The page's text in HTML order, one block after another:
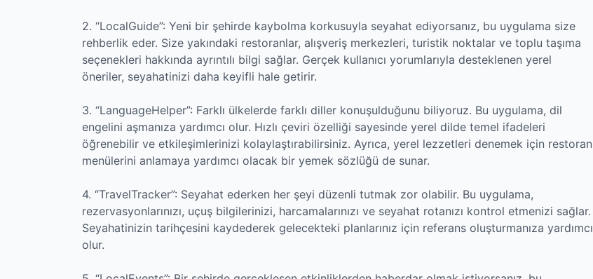
2. “LocalGuide”: Yeni bir şehirde kaybolma korkusuyla seyahat ediyorsanız, bu uygulama size
rehberlik eder. Size yakındaki restoranlar, alışveriş merkezleri, turistik noktalar ve toplu taşıma
seçenekleri hakkında ayrıntılı bilgi sağlar. Gerçek kullanıcı yorumlarıyla desteklenen yerel
öneriler, seyahatinizi daha keyifli hale getirir.
3. “LanguageHelper”: Farklı ülkelerde farklı diller konuşulduğunu biliyoruz. Bu uygulama, dil
engelini aşmanıza yardımcı olur. Hızlı çeviri özelliği sayesinde yerel dilde temel ifadeleri
öğrenebilir ve etkileşimlerinizi kolaylaştırabilirsiniz. Ayrıca, yerel lezzetleri denemek için restoran
menülerini anlamaya yardımcı olacak bir yemek sözlüğü de sunar.
4. “TravelTracker”: Seyahat ederken her şeyi düzenli tutmak zor olabilir. Bu uygulama,
rezervasyonlarınızı, uçuş bilgilerinizi, harcamalarınızı ve seyahat rotanızı kontrol etmenizi sağlar.
Seyahatinizin tarihçesini kaydederek gelecekteki planlarınız için referans oluşturmanıza yardımcı
olur.